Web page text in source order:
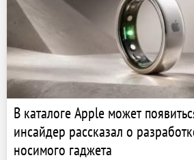
В каталоге Apple может
инсайдер рассказал о
носимого гаджета